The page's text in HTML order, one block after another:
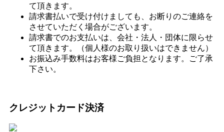
て頂きます。
請求書払いで受け付けましても、お断りのご連絡を
させていただく場合がございます。
請求書でのお支払いは、会社・法人・団体に限らせ
て頂きます。（個人様のお取り扱いはできません）
お振込み手数料はお客様ご負担となります。ご了承
下さい。
クレジットカード決済